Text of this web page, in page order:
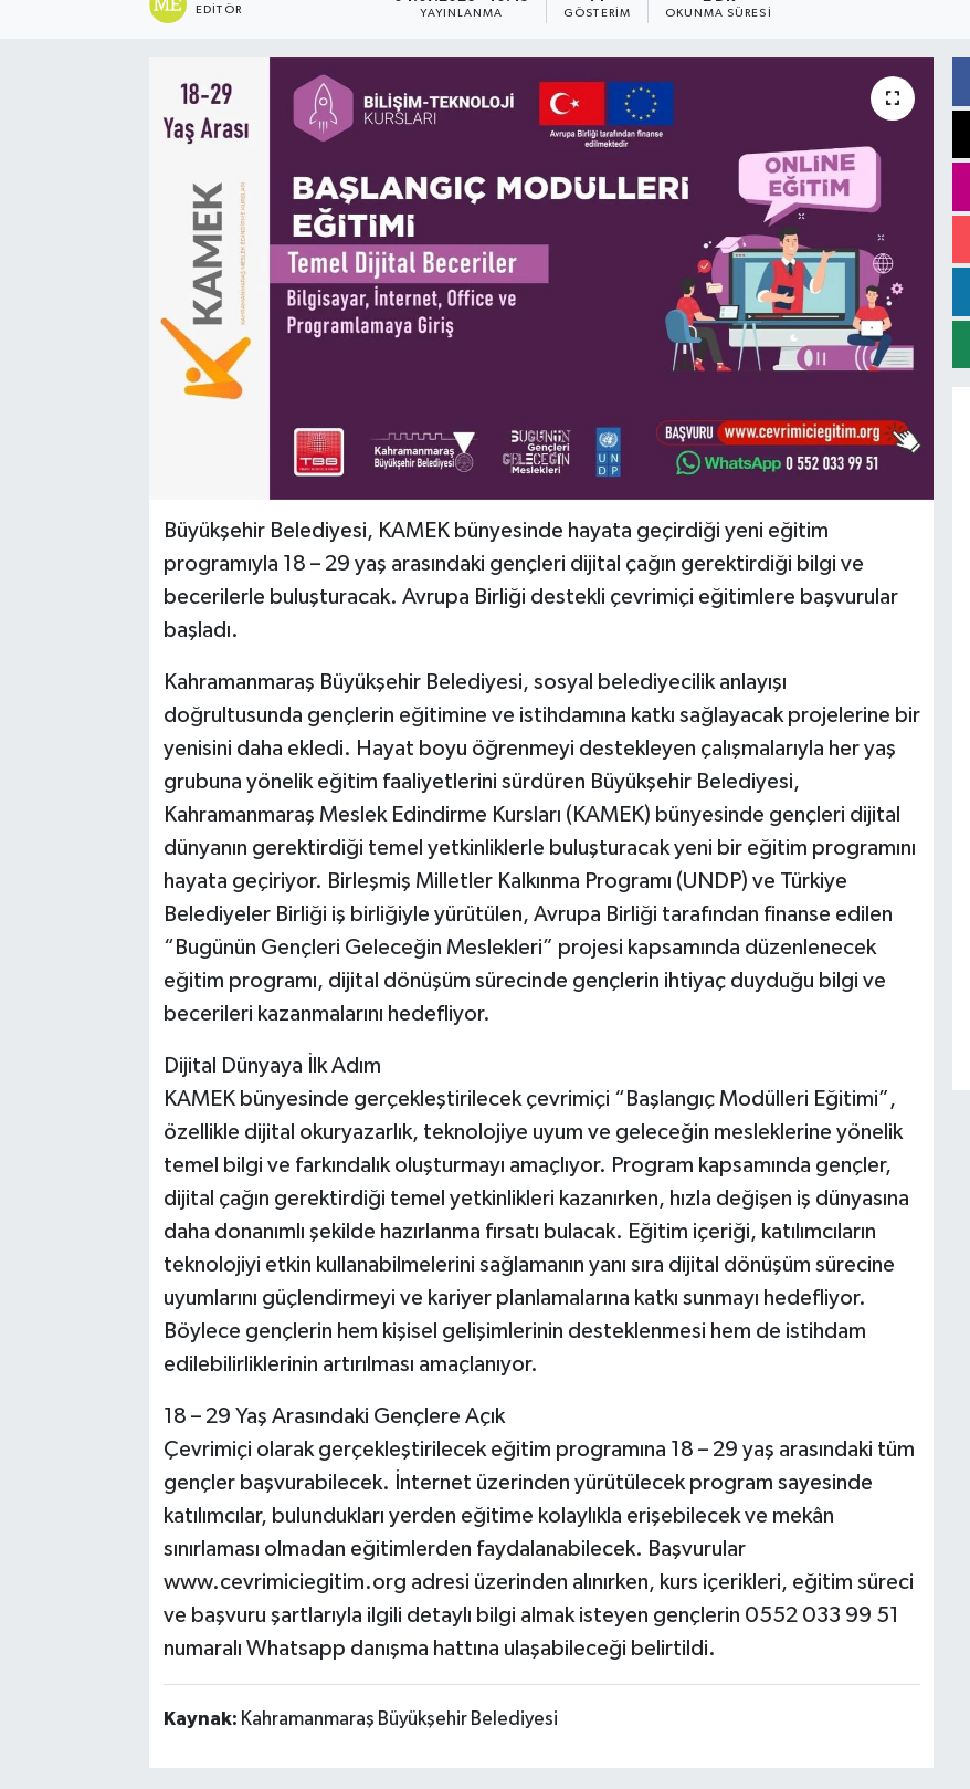
EDITÖR YAYINLANMA GÖSTERIM OKUNMA SÜRESI
Büyükşehir Belediyesi, KAMEK bünyesinde hayata geçirdiği yeni eğitim
programıyla 18 – 29 yaş arasındaki gençleri dijital çağın gerektirdiği bilgi ve
becerilerle buluşturacak. Avrupa Birliği destekli çevrimiçi eğitimlere başvurular
başladı.
Kahramanmaraş Büyükşehir Belediyesi, sosyal belediyecilik anlayışı
doğrultusunda gençlerin eğitimine ve istihdamına katkı sağlayacak projelerine bir
yenisini daha ekledi. Hayat boyu öğrenmeyi destekleyen çalışmalarıyla her yaş
grubuna yönelik eğitim faaliyetlerini sürdüren Büyükşehir Belediyesi,
Kahramanmaraş Meslek Edindirme Kursları (KAMEK) bünyesinde gençleri dijital
dünyanın gerektirdiği temel yetkinliklerle buluşturacak yeni bir eğitim programını
hayata geçiriyor. Birleşmiş Milletler Kalkınma Programı (UNDP) ve Türkiye
Belediyeler Birliği iş birliğiyle yürütülen, Avrupa Birliği tarafından finanse edilen
“Bugünün Gençleri Geleceğin Meslekleri” projesi kapsamında düzenlenecek
eğitim programı, dijital dönüşüm sürecinde gençlerin ihtiyaç duyduğu bilgi ve
becerileri kazanmalarını hedefliyor.
Dijital Dünyaya İlk Adım
KAMEK bünyesinde gerçekleştirilecek çevrimiçi “Başlangıç Modülleri Eğitimi”,
özellikle dijital okuryazarlık, teknolojiye uyum ve geleceğin mesleklerine yönelik
temel bilgi ve farkındalık oluşturmayı amaçlıyor. Program kapsamında gençler,
dijital çağın gerektirdiği temel yetkinlikleri kazanırken, hızla değişen iş dünyasına
daha donanımlı şekilde hazırlanma fırsatı bulacak. Eğitim içeriği, katılımcıların
teknolojiyi etkin kullanabilmelerini sağlamanın yanı sıra dijital dönüşüm sürecine
uyumlarını güçlendirmeyi ve kariyer planlamalarına katkı sunmayı hedefliyor.
Böylece gençlerin hem kişisel gelişimlerinin desteklenmesi hem de istihdam
edilebilirliklerinin artırılması amaçlanıyor.
18 – 29 Yaş Arasındaki Gençlere Açık
Çevrimiçi olarak gerçekleştirilecek eğitim programına 18 – 29 yaş arasındaki tüm
gençler başvurabilecek. İnternet üzerinden yürütülecek program sayesinde
katılımcılar, bulundukları yerden eğitime kolaylıkla erişebilecek ve mekân
sınırlaması olmadan eğitimlerden faydalanabilecek. Başvurular
www.cevrimiciegitim.org adresi üzerinden alınırken, kurs içerikleri, eğitim süreci
ve başvuru şartlarıyla ilgili detaylı bilgi almak isteyen gençlerin 0552 033 99 51
numaralı Whatsapp danışma hattına ulaşabileceği belirtildi.
Kaynak: Kahramanmaraş Büyükşehir Belediyesi